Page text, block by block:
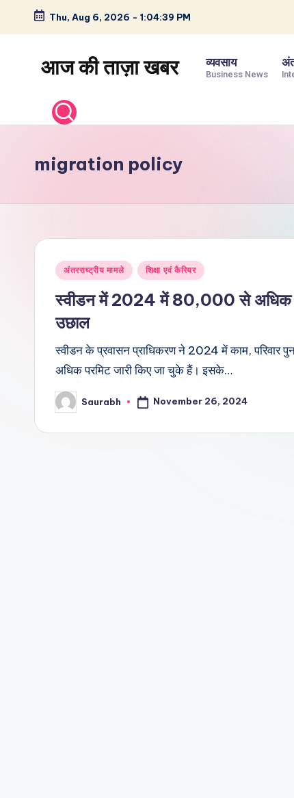
Skip
content
Thu, Aug 6, 2026 - 1:04:40 PM
आज की ताज़ा खबर
समाचार
–
और
विश्व
व्यवसाय
Business News
migration policy
Posted
अंतरराष्ट्रीय मामले शिक्षा एवं कैरियर
स्वीडन में 2024 में 80,000 से अधिक
उछाल
स्वीडन के प्रवासन प्राधिकरण ने 2024 में काम,
अधिक परमिट जारी किए जा चुके हैं। इसके…
Posted
by
Saurabh November 26, 2024